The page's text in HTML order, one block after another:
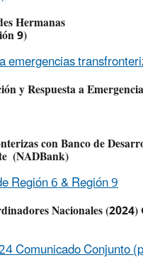
Hermanas
9)
emergencias
y Respuesta a
con Banco de
(NADBank)
Región 6 & Región 9
Nacionales
Comunicado Conjunto